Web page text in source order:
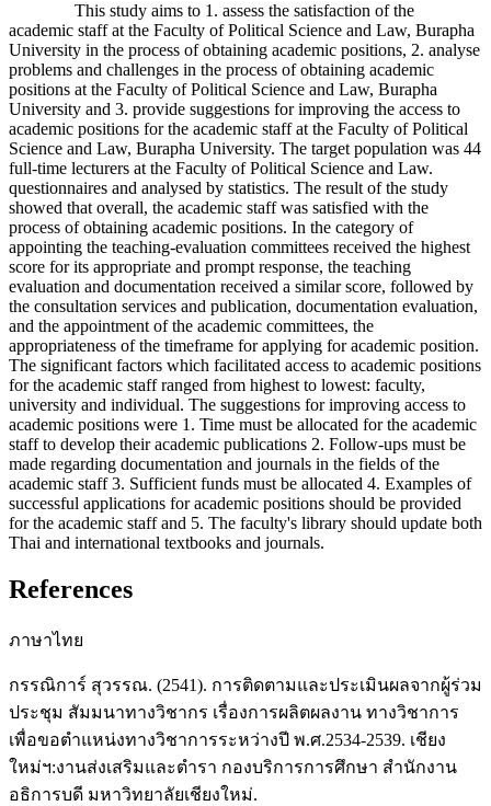
This study aims to 1. assess the satisfaction of the
academic staff at the Faculty of Political Science and Law, Burapha
University in the process of obtaining academic positions, 2. analyse
problems and challenges in the process of obtaining academic
positions at the Faculty of Political Science and Law, Burapha
University and 3. provide suggestions for improving the access to
academic positions for the academic staff at the Faculty of Political
Science and Law, Burapha University. The target population was 44
full-time lecturers at the Faculty of Political Science and Law.
questionnaires and analysed by statistics. The result of the study
showed that overall, the academic staff was satisfied with the
process of obtaining academic positions. In the category of
appointing the teaching-evaluation committees received the highest
score for its appropriate and prompt response, the teaching
evaluation and documentation received a similar score, followed by
the consultation services and publication, documentation evaluation,
and the appointment of the academic committees, the
appropriateness of the timeframe for applying for academic position.
The significant factors which facilitated access to academic positions
for the academic staff ranged from highest to lowest: faculty,
university and individual. The suggestions for improving access to
academic positions were 1. Time must be allocated for the academic
staff to develop their academic publications 2. Follow-ups must be
made regarding documentation and journals in the fields of the
academic staff 3. Sufficient funds must be allocated 4. Examples of
successful applications for academic positions should be provided
for the academic staff and 5. The faculty's library should update both
Thai and international textbooks and journals.
References
ภาษาไทย
กรรณิการ์ สุวรรณ. (2541). การติดตามและประเมินผลจากผู้ร่วม
ประชุม สัมมนาทางวิชากร เรื่องการผลิตผลงาน ทางวิชาการ
เพื่อขอตำแหน่งทางวิชาการระหว่างปี พ.ศ.2534-2539. เชียง
ใหม่ฯ:งานส่งเสริมและตำรา กองบริการการศึกษา สำนักงาน
อธิการบดี มหาวิทยาลัยเชียงใหม่.